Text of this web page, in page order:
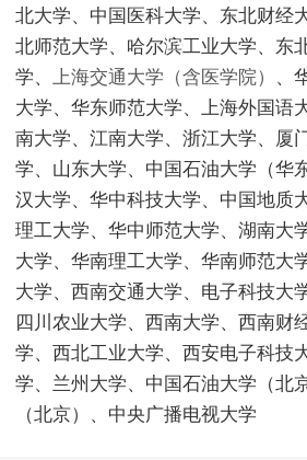
北大学、中国医科大学、东北财经
北师范大学、哈尔滨工业大学、东
学、 上海交通大学（含医学院）
、
大学、华东师范大学、上海外国语
南大学、江南大学、 浙江大学、厦
学、山东大学、中国石油大学（华
汉大学、华中科技大学、 中国地质
理工大学、华中师范大学、湖南大
大学、华南理工大学、华南师范大
大学、西南交通大学、电子科技大
四川农业大学、西南大学、西南财
学、西北工业大学、西安电子科技
学、兰州大学、中国石油大学（北
（北京）、中央广播电视大学